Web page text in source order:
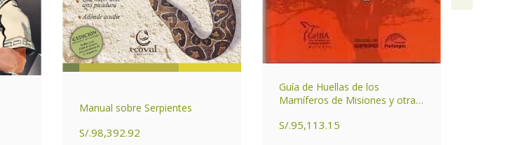
Manual sobre Serpientes
S/.98,392.92
Guía de Huellas de los
Mamíferos de Misiones y otras
Argentina
S/.95,113.15